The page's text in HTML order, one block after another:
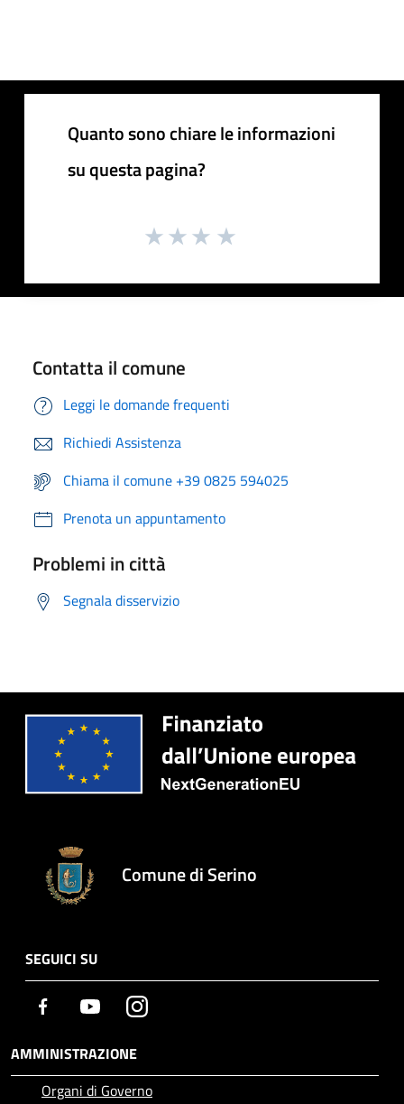
Quanto sono chiare le informazioni
su questa pagina?
Contatta il comune
Leggi le domande frequenti
Richiedi Assistenza
Chiama il comune +39 0825 594025
Prenota un appuntamento
Problemi in città
Segnala disservizio
Comune di Serino
SEGUICI SU
Facebook YoutubeInstagram
AMMINISTRAZIONE
Organi di Governo